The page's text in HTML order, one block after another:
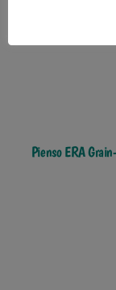
Pienso ERA